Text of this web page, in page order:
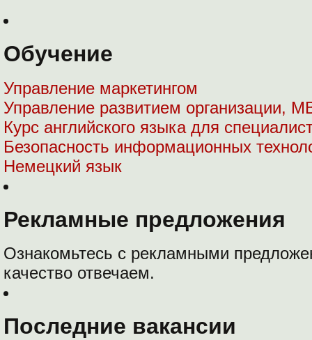
Обучение
Управление маркетингом
Управление развитием организации,
Курс английского языка для
Безопасность информационных
Немецкий язык
Рекламные предложения
Ознакомьтесь с рекламными
качество отвечаем.
Последние вакансии